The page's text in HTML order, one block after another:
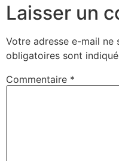
Laisser un
Votre adresse e-mail ne
obligatoires sont
Commentaire *